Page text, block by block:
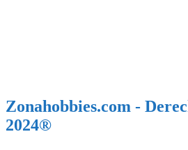
Zonahobbies.com -
2024®